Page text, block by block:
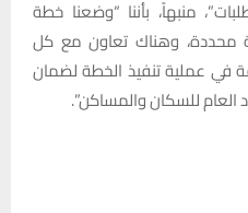
منبهاً، بأننا “وضعنا خطة
محددة، وهناك تعاون مع كل
في عملية تنفيذ الخطة لضمان
العام للسكان والمساكن”.